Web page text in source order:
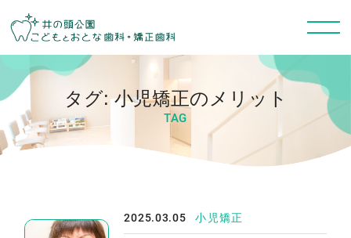
タグ:小児矯正のメリット
TAG
2025.03.05 小児矯正